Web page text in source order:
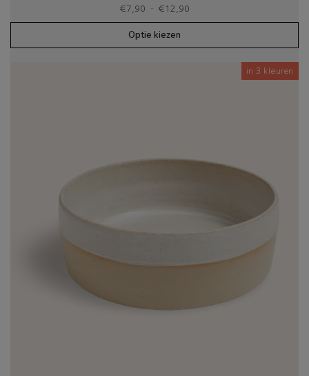
€7,90 - € 12,90
€7,90
€12,90
Optie kiezen
in 3 kleuren